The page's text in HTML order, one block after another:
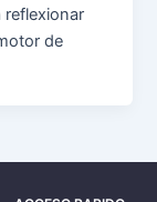
reflexionar
de